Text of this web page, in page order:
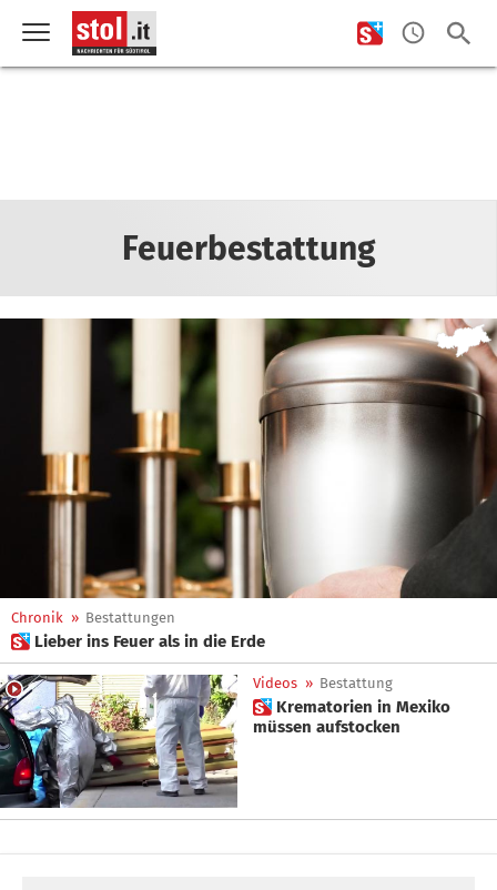
Feuerbestattung
Chronik » Bestattungen
 Lieber ins Feuer als in die Erde
Videos » Bestattung
 Krematorien in Mexiko
müssen aufstocken